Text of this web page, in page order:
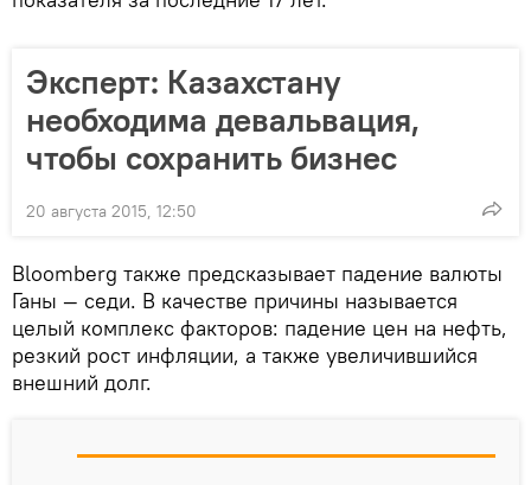
Эксперт: Казахстану
необходима девальвация,
чтобы сохранить бизнес
20 августа 2015, 12:50
Bloomberg также предсказывает падение валюты
Ганы — седи. В качестве причины называется
целый комплекс факторов: падение цен на нефть,
резкий рост инфляции, а также увеличившийся
внешний долг.